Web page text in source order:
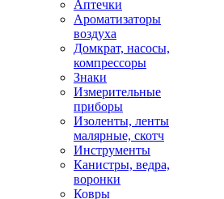
Аптечки
Ароматизаторы
воздуха
Домкрат, насосы,
компрессоры
Знаки
Измерительные
приборы
Изоленты, ленты
малярные, скотч
Инструменты
Канистры, ведра,
воронки
Ковры